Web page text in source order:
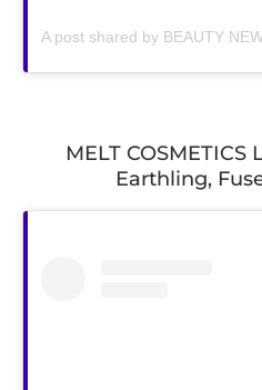
A post shared by BEAUTY
MELT
Earthling,